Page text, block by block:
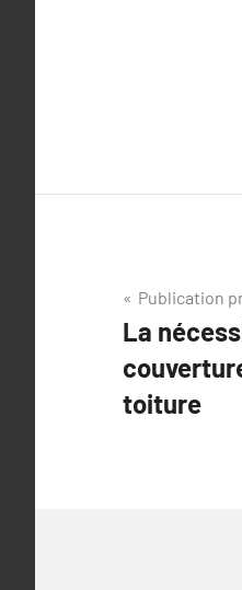
de
l’article
Publication
La
toiture